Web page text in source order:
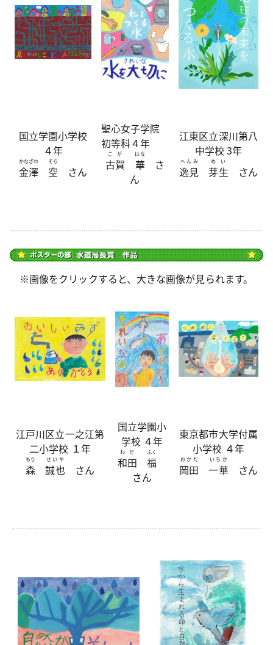
国立学園小学校
４年
金澤
かなざわ
空
そら
さん
聖心女子学院
初等科４年
古賀
こが
華
はな
さ
ん
江東区立深川第八
中学校 3年
逸見
へんみ
芽生
めい
さん
※画像をクリックすると、大きな画像が見られます。
江戸川区立一之江第
二小学校 １年
森
もり
誠也
せいや
さん
国立学園小
学校 ４年
和田
わだ
福
ふく
さん
東京都市大学付属
小学校 ４年
岡田
おかだ
一華
いちか
さん